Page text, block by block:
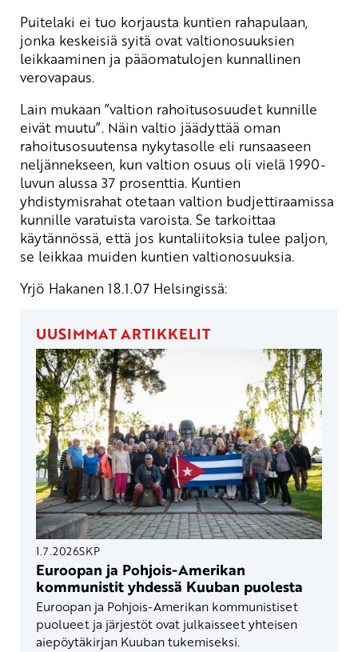
Puitelaki ei tuo korjausta kuntien rahapulaan,
jonka keskeisiä syitä ovat valtionosuuksien
leikkaaminen ja pääomatulojen kunnallinen
verovapaus.
Lain mukaan ”valtion rahoitusosuudet kunnille
eivät muutu”. Näin valtio jäädyttää oman
rahoitusosuutensa nykytasolle eli runsaaseen
neljännekseen, kun valtion osuus oli vielä 1990-
luvun alussa 37 prosenttia. Kuntien
yhdistymisrahat otetaan valtion budjettiraamissa
kunnille varatuista varoista. Se tarkoittaa
käytännössä, että jos kuntaliitoksia tulee paljon,
se leikkaa muiden kuntien valtionosuuksia.
Yrjö Hakanen 18.1.07 Helsingissä:
UUSIMMAT ARTIKKELIT
1.7.2026SKP
Euroopan ja Pohjois-Amerikan
kommunistit yhdessä Kuuban puolesta
Euroopan ja Pohjois-Amerikan kommunistiset
puolueet ja järjestöt ovat julkaisseet yhteisen
aiepöytäkirjan Kuuban tukemiseksi.